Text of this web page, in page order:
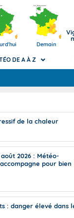
Demain
dangereux de J+2 à
pluies intenses à
(Apic)
du risque
DE A À Z
de la chaleur
août 2026 : Météo-
pour bien
: danger élevé dans